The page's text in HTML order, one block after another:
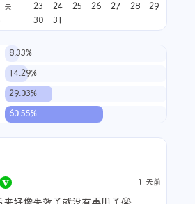
天
23
24 25 26 27 28
29
30
31
8.33%
14.29%
29.03%
60.55%
1 天前